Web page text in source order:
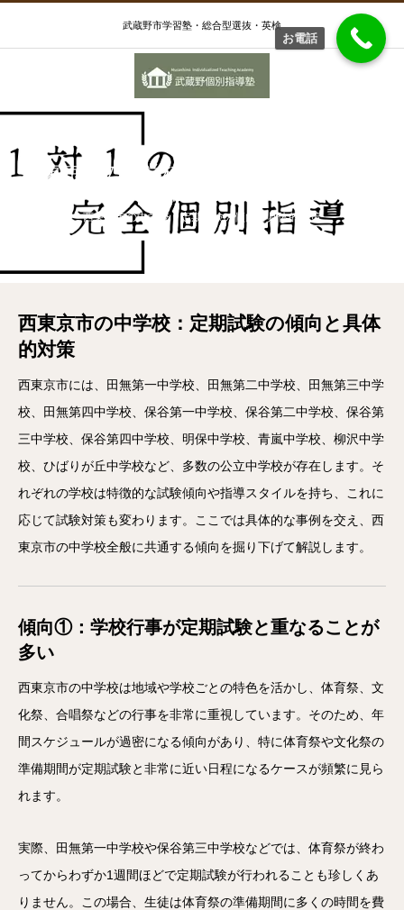
武蔵野市学習塾・総合型選抜・英検
西東京市の中学校：定期試験の傾向と具
西東京市の中学校：定期試験の傾向と具体的対策
西東京市の中学校：定期試験の傾向と具体
的対策
西東京市には、田無第一中学校、田無第二中学校、田無第三中学
校、田無第四中学校、保谷第一中学校、保谷第二中学校、保谷第
三中学校、保谷第四中学校、明保中学校、青嵐中学校、柳沢中学
校、ひばりが丘中学校など、多数の公立中学校が存在します。そ
れぞれの学校は特徴的な試験傾向や指導スタイルを持ち、これに
応じて試験対策も変わります。ここでは具体的な事例を交え、西
東京市の中学校全般に共通する傾向を掘り下げて解説します。
傾向①：学校行事が定期試験と重なることが
多い
西東京市の中学校は地域や学校ごとの特色を活かし、体育祭、文
化祭、合唱祭などの行事を非常に重視しています。そのため、年
間スケジュールが過密になる傾向があり、特に体育祭や文化祭の
準備期間が定期試験と非常に近い日程になるケースが頻繁に見ら
れます。
実際、田無第一中学校や保谷第三中学校などでは、体育祭が終わ
ってからわずか1週間ほどで定期試験が行われることも珍しくあ
りません。この場合、生徒は体育祭の準備期間に多くの時間を費
お電話